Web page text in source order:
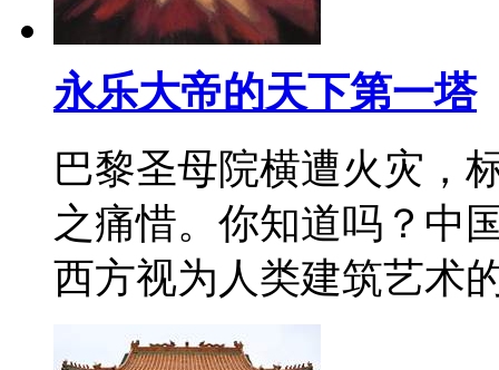
永乐大帝的天下第一塔
巴黎圣母院横遭火灾，
之痛惜。你知道吗？中
西方视为人类建筑艺